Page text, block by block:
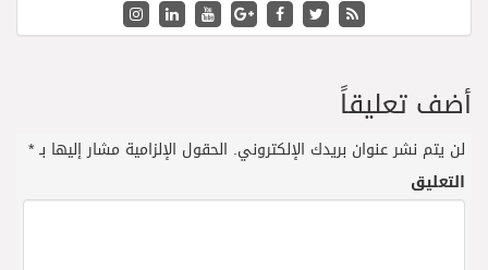
أضف تعليقاً
لن يتم نشر عنوان بريدك الإلكتروني. الحقول الإلزامية مشار إليها بـ*
التعليق